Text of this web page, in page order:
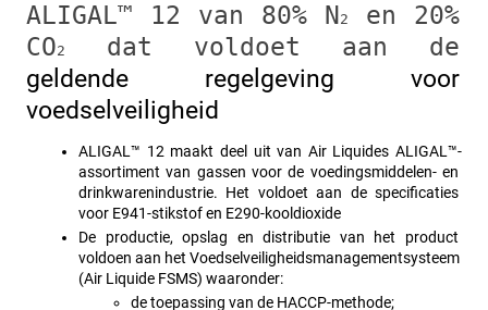
ALIGAL™ 12 van 80% N 2
en 20%
CO2 dat voldoet aan de
geldende regelgeving voor
voedselveiligheid
ALIGAL™ 12 maakt deel uit van Air Liquides ALIGAL™-
assortiment van gassen voor de voedingsmiddelen- en
drinkwarenindustrie. Het voldoet aan de specificaties
voor E941-stikstof en E290-kooldioxide
De productie, opslag en distributie van het product
voldoen aan het Voedselveiligheidsmanagementsysteem
(Air Liquide FSMS) waaronder:
de toepassing van de HACCP-methode;